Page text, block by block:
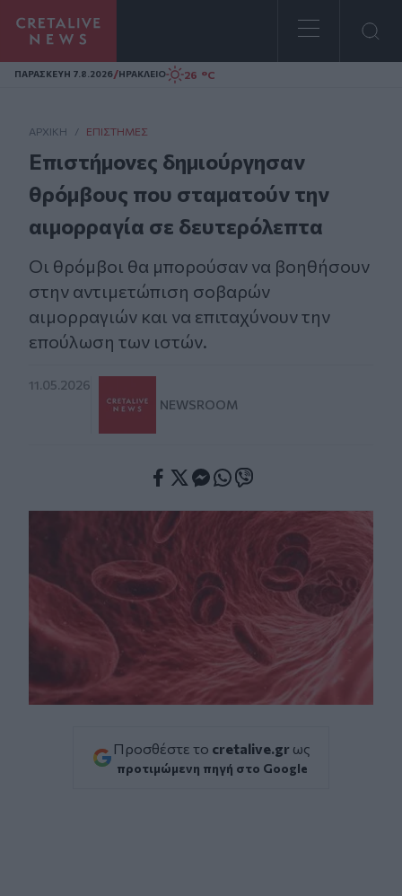
Homepage
ΠΑΡΑΣΚΕΥΗ 7.8.2026/ΗΡΑΚΛΕΙΟ 26 °C
ΑΡΧΙΚΗ / ΕΠΙΣΤΉΜΕΣ
Επιστήμονες δημιούργησαν
θρόμβους που σταματούν την
αιμορραγία σε δευτερόλεπτα
Οι θρόμβοι θα μπορούσαν να βοηθήσουν
στην αντιμετώπιση σοβαρών
αιμορραγιών και να επιταχύνουν την
επούλωση των ιστών.
11.05.2026
NEWSROOM
Προσθέστε το cretalive.gr ως
προτιμώμενη πηγή στο Google